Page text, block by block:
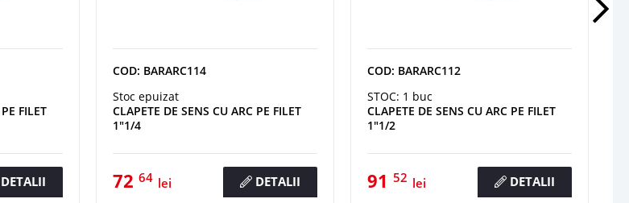
FILET
DETALII
COD: BARARC114
Stoc epuizat
CLAPETE DE SENS CU ARC PE FILET
1"1/4
72 64 lei DETALII
COD: BARARC112
STOC: 1 buc
CLAPETE DE SENS CU ARC PE FILET
1"1/2
91 52 lei DETALII